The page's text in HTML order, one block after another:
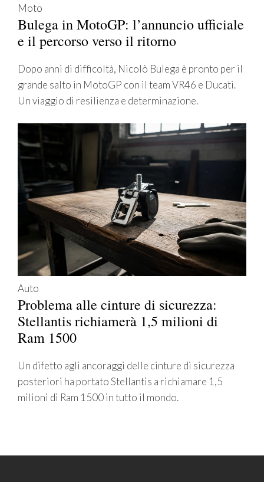
Moto
Bulega in MotoGP: l’annuncio ufficiale
e il percorso verso il ritorno
Dopo anni di difficoltà, Nicolò Bulega è pronto per il
grande salto in MotoGP con il team VR46 e Ducati.
Un viaggio di resilienza e determinazione.
Auto
Problema alle cinture di sicurezza:
Stellantis richiamerà 1,5 milioni di
Ram 1500
Un difetto agli ancoraggi delle cinture di sicurezza
posteriori ha portato Stellantis a richiamare 1,5
milioni di Ram 1500 in tutto il mondo.